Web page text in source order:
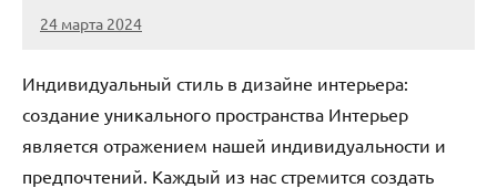
24 марта 2024
stroyka_sl_r
Нет
Индивидуальный стиль в дизайне интерьера:
создание уникального пространства Интерьер
является отражением нашей индивидуальности и
предпочтений. Каждый из нас стремится создать